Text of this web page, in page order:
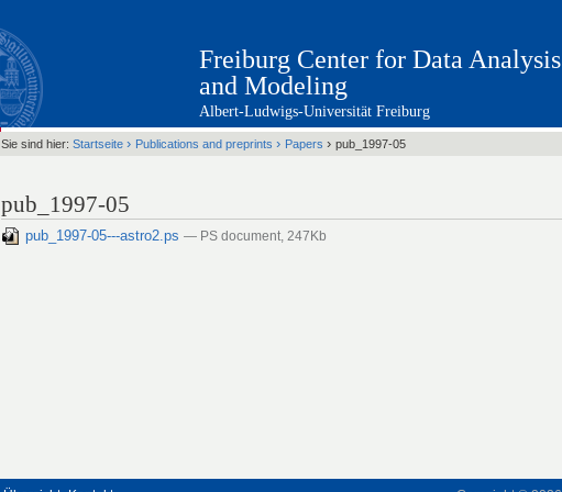
Freiburg Center for Data Analysis
and Modeling
Albert-Ludwigs-Universität Freiburg
Sie sind hier: Startseite › Publications and preprints › Papers › pub_1997-05
pub_1997-05
pub_1997-05---astro2.ps — PS document, 247Kb